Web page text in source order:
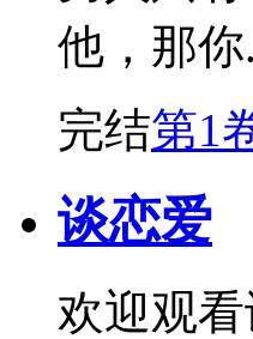
他，那你
完结第1
谈恋爱
欢迎观